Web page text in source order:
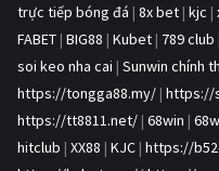
trực tiếp bóng đá | 8x bet | kjc |
FABET | BIG88 | Kubet | 789 club
soi keo nha cai | Sunwin chính
https://tongga88.my/ | https://
https://tt8811.net/ | 68win |
hitclub | XX88 | KJC | https://